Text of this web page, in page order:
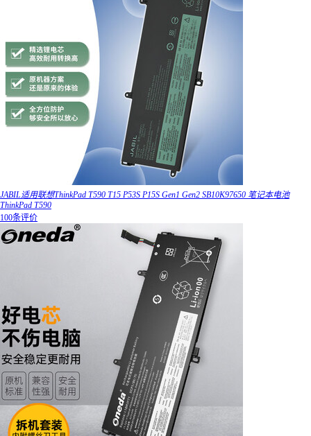
JABIL适用联想ThinkPad T590 T15 P53S P15S Gen1 Gen2 SB10K97650 笔记本电池
ThinkPad T590
100条评价